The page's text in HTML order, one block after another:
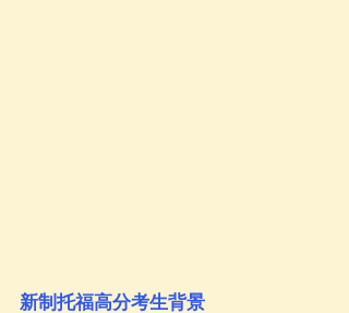
新制托福高分考生背景